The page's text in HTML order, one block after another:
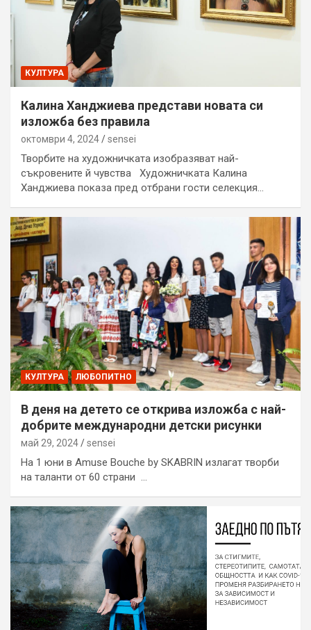
КУЛТУРА
Калина Ханджиева представи новата си
изложба без правила
октомври 4, 2024 sensei
Творбите на художничката изобразяват най-
съкровените й чувства Художничката Калина
Ханджиева показа пред отбрани гости селекция…
КУЛТУРА ЛЮБОПИТНО
В деня на детето се открива изложба с най-
добрите международни детски рисунки
май 29, 2024 sensei
На 1 юни в Amuse Bouche by SKABRIN излагат творби
на таланти от 60 страни …